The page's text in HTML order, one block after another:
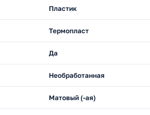
Пластик
Термопласт
Да
Необработанная
Матовый (-ая)